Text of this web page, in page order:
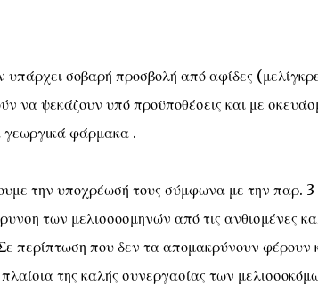
υπάρχει σοβαρή προσβολή από αφίδες
να ψεκάζουν υπό προϋποθέσεις και με
γεωργικά φάρμακα .
την υποχρέωσή τους σύμφωνα με την παρ.
των μελισσοσμηνών από τις ανθισμένες
περίπτωση που δεν τα απομακρύνουν φέρουν
της καλής συνεργασίας των